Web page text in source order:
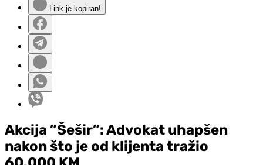
Link je kopiran!
Akcija ”Šešir”: Advokat uhapšen
nakon što je od klijenta tražio